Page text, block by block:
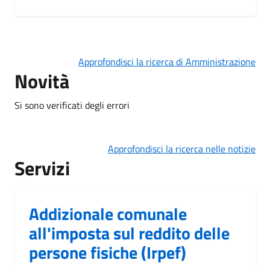
Approfondisci la ricerca di Amministrazione
Novità
Si sono verificati degli errori
Approfondisci la ricerca nelle notizie
Servizi
Addizionale comunale
all'imposta sul reddito delle
persone fisiche (Irpef)